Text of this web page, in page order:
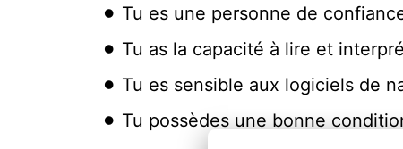
Tu es une personne de
Tu as la capacité à lire et
Tu es sensible aux logiciels de
Tu possèdes une bonne